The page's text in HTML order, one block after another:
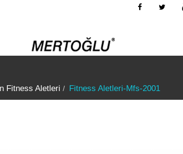
Fitness Aletleri Fitness Aletleri-Mfs-2001